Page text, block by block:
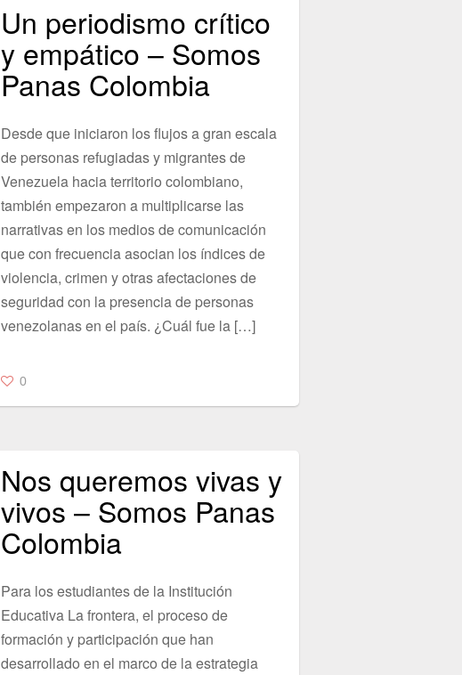
Un periodismo crítico
y empático – Somos
Panas Colombia
Desde que iniciaron los flujos a gran escala
de personas refugiadas y migrantes de
Venezuela hacia territorio colombiano,
también empezaron a multiplicarse las
narrativas en los medios de comunicación
que con frecuencia asocian los índices de
violencia, crimen y otras afectaciones de
seguridad con la presencia de personas
venezolanas en el país. ¿Cuál fue la […]
0
Nos queremos vivas y
vivos – Somos Panas
Colombia
Para los estudiantes de la Institución
Educativa La frontera, el proceso de
formación y participación que han
desarrollado en el marco de la estrategia